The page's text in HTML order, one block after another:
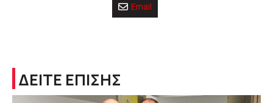
Email
ΔΕΙΤΕ ΕΠΙΣΗΣ